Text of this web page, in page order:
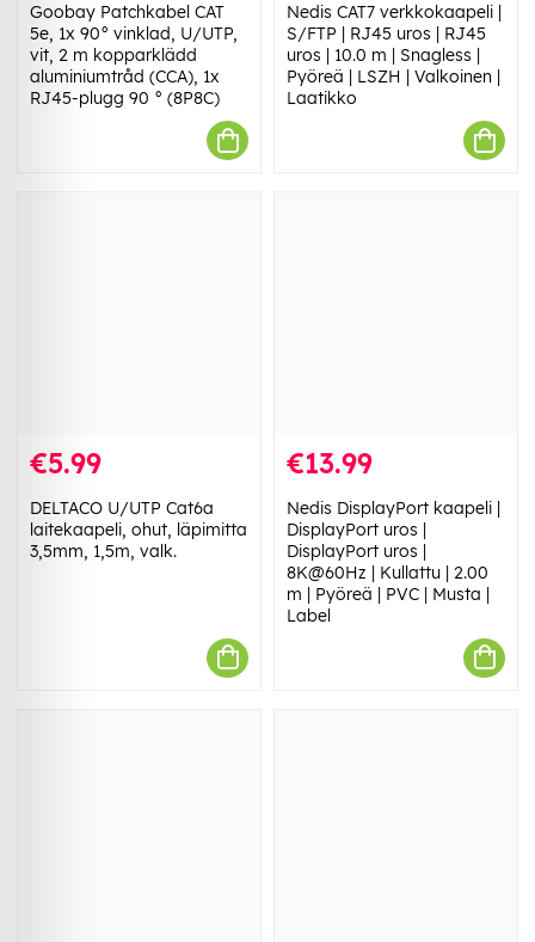
Goobay Patchkabel CAT
5e, 1x 90° vinklad, U/UTP,
vit, 2 m kopparklädd
aluminiumtråd (CCA), 1x
RJ45-plugg 90 ° (8P8C)
Nedis CAT7 verkkokaapeli |
S/FTP | RJ45 uros | RJ45
uros | 10.0 m | Snagless |
Pyöreä | LSZH | Valkoinen |
Laatikko
€5.99
DELTACO U/UTP Cat6a
laitekaapeli, ohut, läpimitta
3,5mm, 1,5m, valk.
€13.99
Nedis DisplayPort kaapeli |
DisplayPort uros |
DisplayPort uros |
8K@60Hz | Kullattu | 2.00
m | Pyöreä | PVC | Musta |
Label